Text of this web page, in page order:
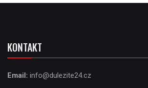
KONTAKT
Email: info@dulezite24.cz